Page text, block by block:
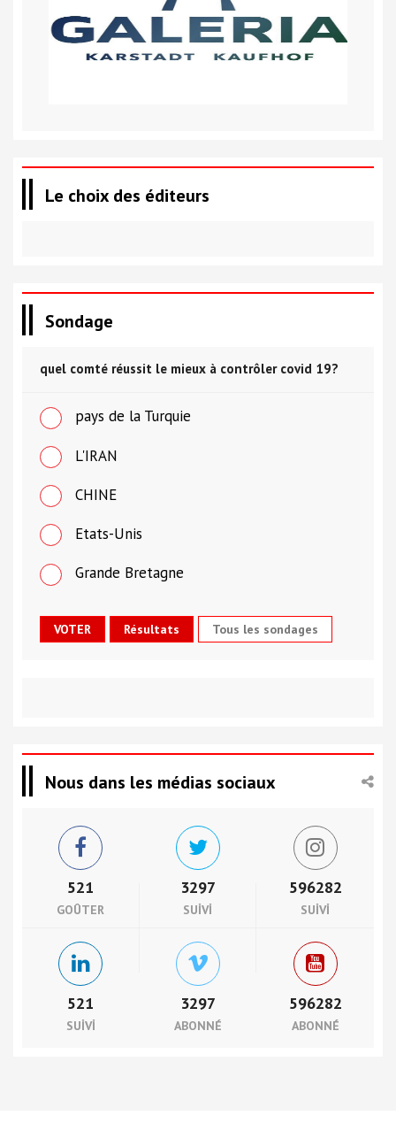
Le choix des éditeurs
Sondage
quel comté réussit le mieux à contrôler covid 19?
pays de la Turquie
L'IRAN
CHINE
Etats-Unis
Grande Bretagne
Tous les sondages
Nous dans les médias sociaux
521
GOÛTER
3297
SUIVI
596282
SUIVI
521
SUIVI
3297
ABONNÉ
596282
ABONNÉ